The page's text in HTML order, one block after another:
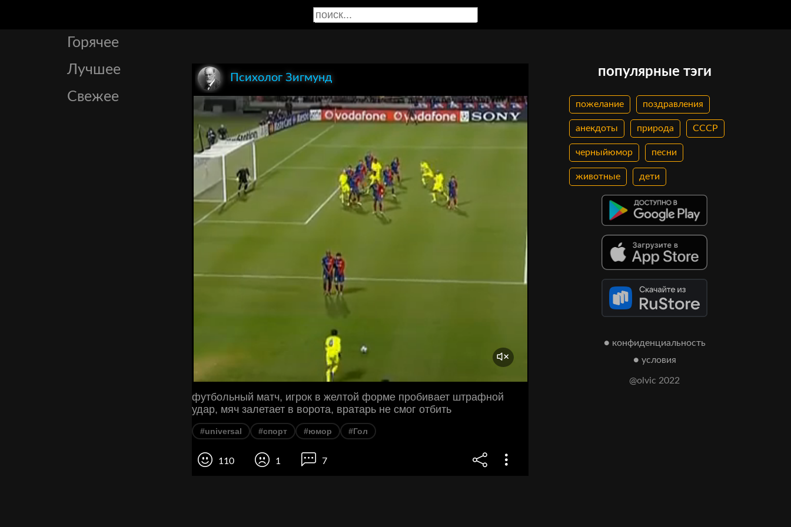
Горячее
Лучшее
Свежее
Психолог Зигмунд
футбольный матч, игрок в желтой форме пробивает штрафной
удар, мяч залетает в ворота, вратарь не смог отбить
#universal #спорт #юмор #Гол
110 1 7
популярные тэги
пожелание поздравления
анекдоты природа СССР
черныйюмор песни
животные дети
● конфиденциальность
● условия
@olvic 2022